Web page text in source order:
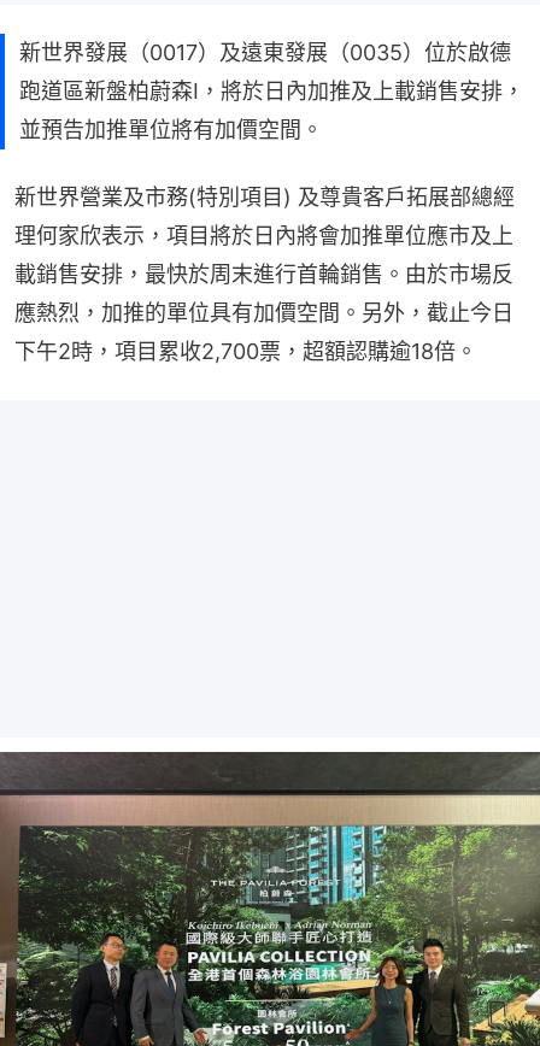
新世界發展（0017）及遠東發展（0035）位於啟德
跑道區新盤柏蔚森I，將於日內加推及上載銷售安排，
並預告加推單位將有加價空間。
新世界營業及市務(特別項目) 及尊貴客戶拓展部總經
理何家欣表示，項目將於日內將會加推單位應市及上
載銷售安排，最快於周末進行首輪銷售。由於市場反
應熱烈，加推的單位具有加價空間。另外，截止今日
下午2時，項目累收2,700票，超額認購逾18倍。